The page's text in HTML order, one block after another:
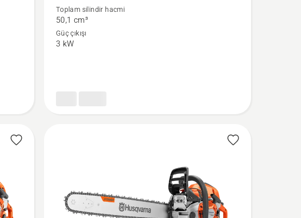
hakkında
daha
Toplam silindir hacmi
50,1 cm³
Güç çıkışı
3 kW